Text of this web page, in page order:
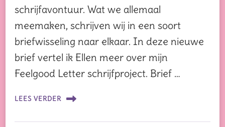
schrijfavontuur. Wat we allemaal
meemaken, schrijven wij in een soort
briefwisseling naar elkaar. In deze nieuwe
brief vertel ik Ellen meer over mijn
Feelgood Letter schrijfproject. Brief …
LEES VERDER